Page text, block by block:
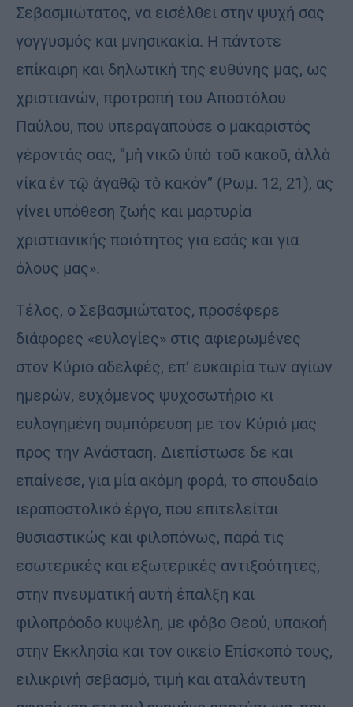
Σεβασμιώτατος, να εισέλθει στην ψυχή σας
γογγυσμός και μνησικακία. Η πάντοτε
επίκαιρη και δηλωτική της ευθύνης μας, ως
χριστιανών, προτροπή του Αποστόλου
Παύλου, που υπεραγαπούσε ο μακαριστός
γέροντάς σας, ‘’μὴ νικῶ ὑπὸ τοῦ κακοῦ, ἀλλὰ
νίκα ἐν τῷ ἀγαθῷ τὸ κακόν’’ (Ρωμ. 12, 21), ας
γίνει υπόθεση ζωής και μαρτυρία
χριστιανικής ποιότητος για εσάς και για
όλους μας».
Τέλος, ο Σεβασμιώτατος, προσέφερε
διάφορες «ευλογίες» στις αφιερωμένες
στον Κύριο αδελφές, επ’ ευκαιρία των αγίων
ημερών, ευχόμενος ψυχοσωτήριο κι
ευλογημένη συμπόρευση με τον Κύριό μας
προς την Ανάσταση. Διεπίστωσε δε και
επαίνεσε, για μία ακόμη φορά, το σπουδαίο
ιεραποστολικό έργο, που επιτελείται
θυσιαστικώς και φιλοπόνως, παρά τις
εσωτερικές και εξωτερικές αντιξοότητες,
στην πνευματική αυτή έπαλξη και
φιλοπρόοδο κυψέλη, με φόβο Θεού, υπακοή
στην Εκκλησία και τον οικείο Επίσκοπό τους,
ειλικρινή σεβασμό, τιμή και αταλάντευτη